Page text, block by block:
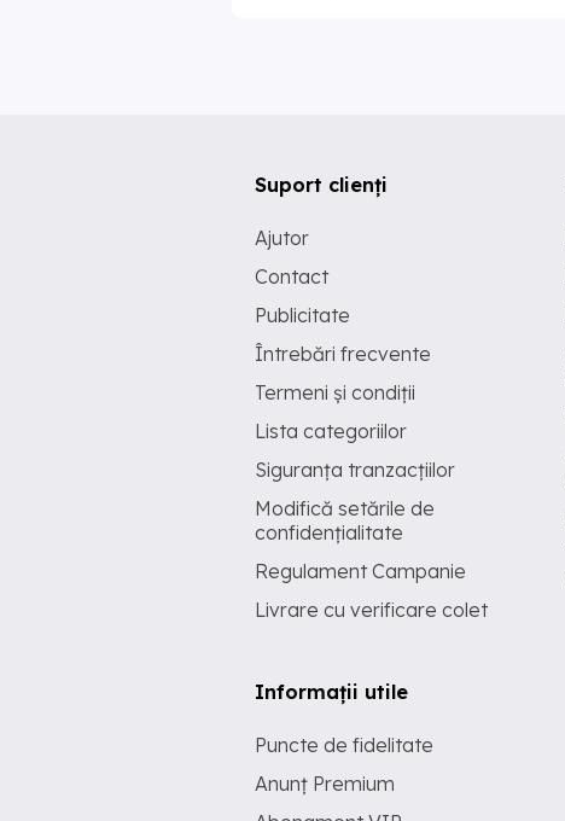
Suport clienți
Ajutor
Contact
Publicitate
Întrebări frecvente
Termeni și condiții
Lista categoriilor
Siguranța tranzacțiilor
Modifică setările de
confidențialitate
Regulament Campanie
Livrare cu verificare colet
Informații utile
Puncte de fidelitate
Anunț Premium